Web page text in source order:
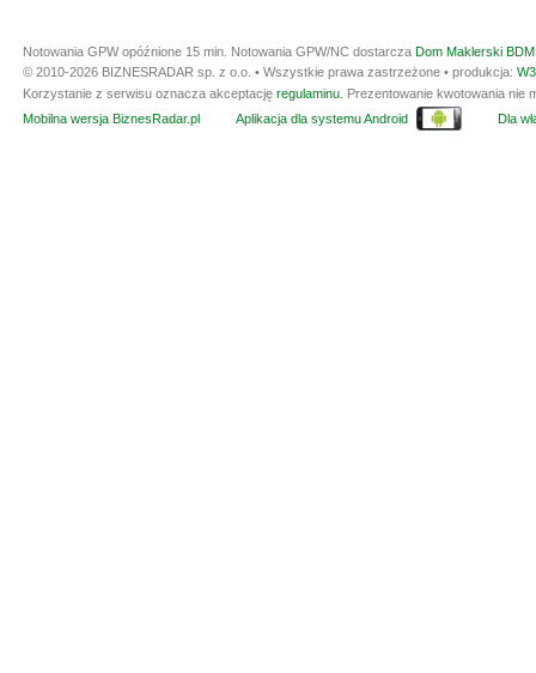
Notowania GPW opóźnione 15 min. Notowania GPW/NC dostarcza Dom Maklerski
© 2010-2026 BIZNESRADAR sp. z o.o. • Wszystkie prawa zastrzeżone • produkcja:
Korzystanie z serwisu oznacza akceptację regulaminu . Prezentowanie kwotowania
Mobilna wersja BiznesRadar.pl
Aplikacja dla systemu Android Dla